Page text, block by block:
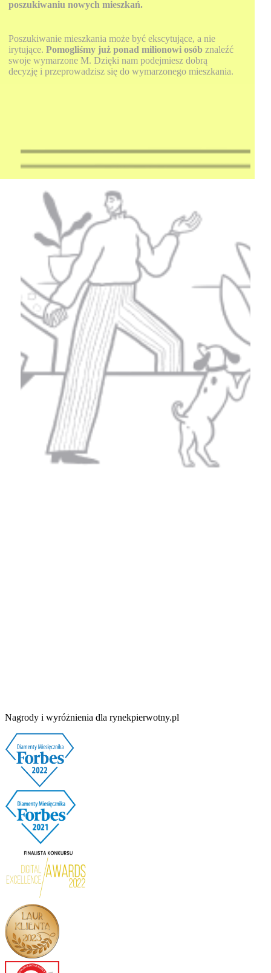
poszukiwaniu nowych mieszkań.
Poszukiwanie mieszkania może być ekscytujące, a nie
irytujące.Pomogliśmy już ponad milionowi osób znaleźć
swoje wymarzone M. Dzięki nam podejmiesz dobrą
decyzję i przeprowadzisz się do wymarzonego mieszkania.
Nagrody i wyróżnienia dla rynekpierwotny.pl